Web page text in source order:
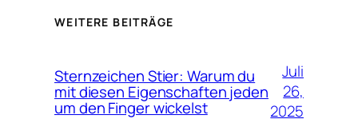
WEITERE BEITRÄGE
Sternzeichen Stier: Warum du
mit diesen Eigenschaften jeden
um den Finger wickelst
Juli
26,
2025